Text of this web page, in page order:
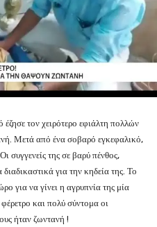
τον χειρότερο εφιάλτη πολλών
Μετά από ένα σοβαρό εγκεφαλικό,
συγγενείς της σε βαρύ πένθος,
για την κηδεία της. Το
για να γίνει η αγρυπνία της μία
και πολύ σύντομα οι
ήταν ζωντανή !